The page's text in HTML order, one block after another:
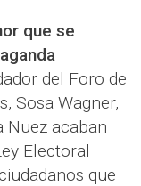
que se
del Foro de
Sosa Wagner,
Nuez acaban
Electoral
que